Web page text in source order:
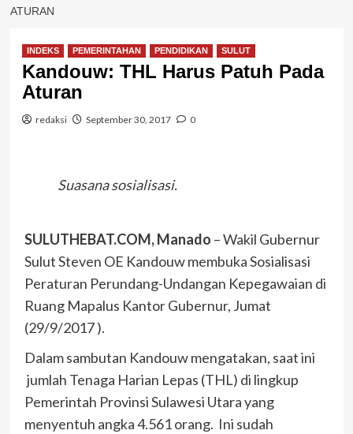
ATURAN
INDEKS PEMERINTAHAN PENDIDIKAN SULUT
Kandouw: THL Harus Patuh Pada
Aturan
redaksi September 30, 2017 0
Suasana sosialisasi.
SULUTHEBAT.COM, Manado – Wakil Gubernur
Sulut Steven OE Kandouw membuka Sosialisasi
Peraturan Perundang-Undangan Kepegawaian di
Ruang Mapalus Kantor Gubernur, Jumat
(29/9/2017 ).
Dalam sambutan Kandouw mengatakan, saat ini
jumlah Tenaga Harian Lepas (THL) di lingkup
Pemerintah Provinsi Sulawesi Utara yang
menyentuh angka 4.561 orang. Ini sudah